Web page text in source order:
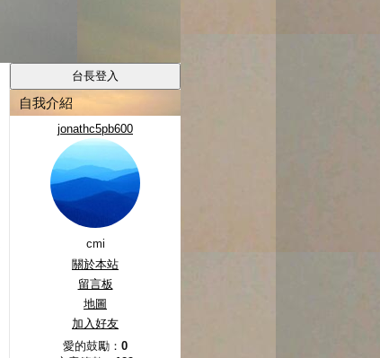
自我介紹
jonathc5pb600
cmi
關於本站
留言板
地圖
加入好友
愛的鼓勵： 0